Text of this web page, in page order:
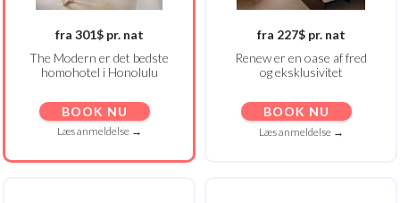
fra 301$ pr. nat
The Modern er det bedste
homohotel i Honolulu
BOOK NU
Læs anmeldelse →
fra 227$ pr. nat
Renew er en oase af fred
og eksklusivitet
BOOK NU
Læs anmeldelse →